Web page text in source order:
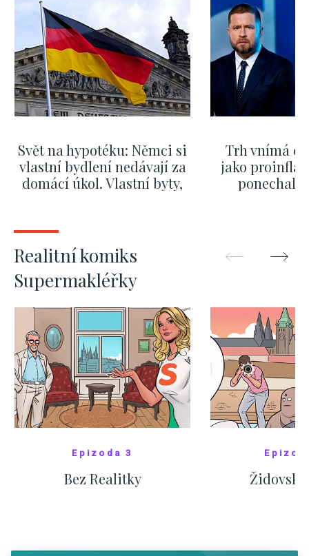
Svět na hypotéku: Němci si
vlastní bydlení nedávají za
domácí úkol. Vlastní byty,
Trh vnímá
jako
ponechali
Realitní komiks
Supermakléřky
Epizoda 3
Bez Realitky